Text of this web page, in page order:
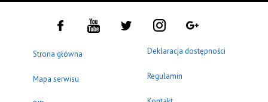
Strona główna
Mapa serwisu
Deklaracja dostępności
Regulamin